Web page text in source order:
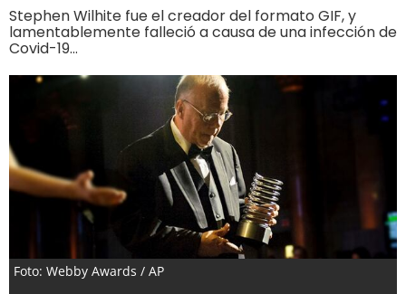
Stephen Wilhite fue el creador del formato GIF, y
lamentablemente falleció a causa de una infección de
Covid-19…
Foto: Webby Awards / AP